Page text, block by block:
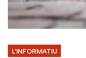
L'INFORMATIU